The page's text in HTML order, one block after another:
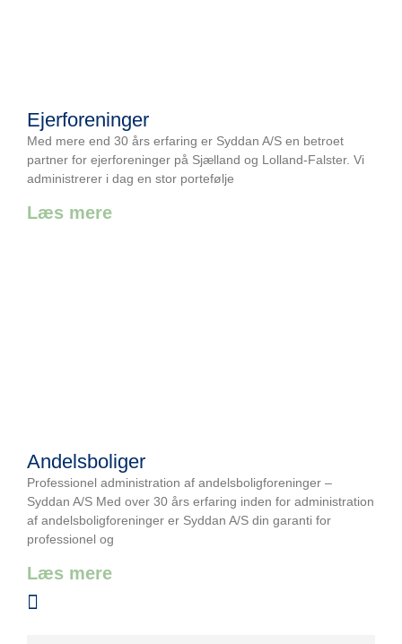
Ejerforeninger
Med mere end 30 års erfaring er Syddan A/S en betroet
partner for ejerforeninger på Sjælland og Lolland-Falster. Vi
administrerer i dag en stor portefølje
Læs mere
Andelsboliger
Professionel administration af andelsboligforeninger –
Syddan A/S Med over 30 års erfaring inden for administration
af andelsboligforeninger er Syddan A/S din garanti for
professionel og
Læs mere